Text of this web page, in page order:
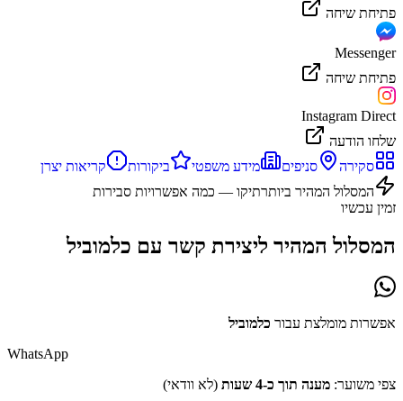
פתיחת שיחה
Messenger
פתיחת שיחה
Instagram Direct
שלחו הודעה
סקירה
סניפים מידע משפטי ביקורות
קריאות יצרן
המסלול המהיר ביותרתיקו — כמה אפשרויות סבירות
זמין עכשיו
המסלול המהיר ליצירת קשר עם כלמוביל
אפשרות מומלצת עבור כלמוביל
WhatsApp
צפי משוער: מענה תוך כ-4 שעות
(לא וודאי)